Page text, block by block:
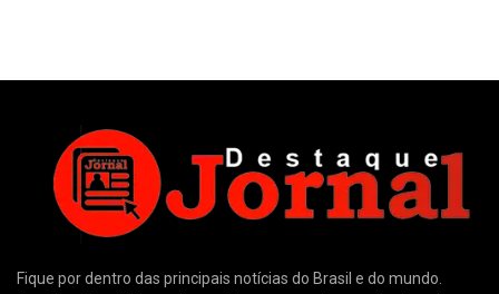
Fique por dentro das principais notícias do Brasil e do mundo.